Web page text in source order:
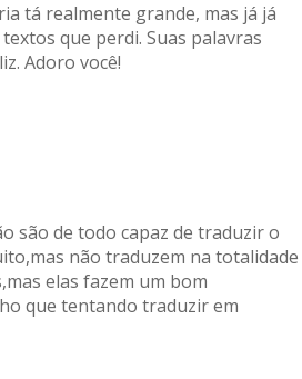
tá realmente grande, mas já já
que perdi. Suas palavras
Adoro você!
são de todo capaz de traduzir o
não traduzem na totalidade
elas fazem um bom
que tentando traduzir em